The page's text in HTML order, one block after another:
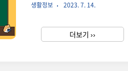
교육 신청해서 탄탄한 노후준비
캠퍼스에서 미리 수강 신청 예정
설계, 직업능력개발 로 구분되어
생활정보 2023. 7. 14.
더보기 ››